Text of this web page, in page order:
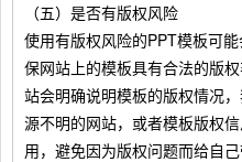
（五）是否有版权风险
使用有版权风险的PPT模板可
保网站上的模板具有合法的版
站会明确说明模板的版权情况
源不明的网站，或者模板版权
用，避免因为版权问题而给自己